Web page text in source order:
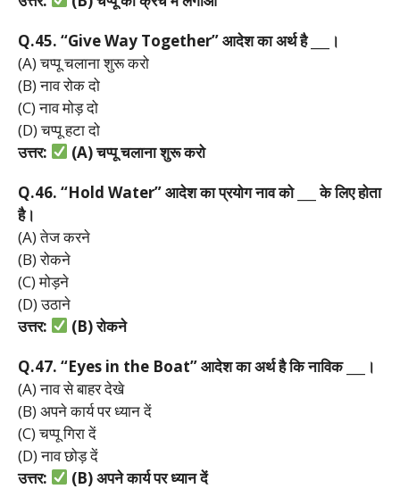
Q.45. “Give Way Together”आदेशकाअर्थहै ___
।
(A) चप्पू चलाना शुरू करो
(B) नाव रोक दो
(C) नाव मोड़ दो
(D) चप्पू हटा दो
उत्तर:
(A)चप्पूचलानाशुरूकरो
Q.46. “Hold Water”आदेशकाप्रयोगनावको ___केलिएहोता
है।
(A) तेज करने
(B) रोकने
(C) मोड़ने
(D) उठाने
उत्तर:
(B)रोकने
Q.47. “Eyes in the Boat”आदेशकाअर्थहैकिनाविक ___
।
(A) नाव से बाहर देखे
(B) अपने कार्य पर ध्यान दें
(C) चप्पू गिरा दें
(D) नाव छोड़ दें
उत्तर:
(B)अपनेकार्यपरध्यानदें